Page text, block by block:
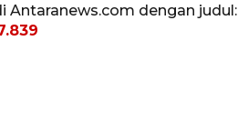
Antaranews.com dengan judul: